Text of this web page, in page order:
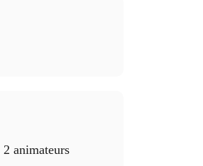
animateurs